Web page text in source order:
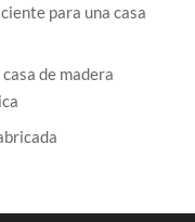
para una casa
de madera